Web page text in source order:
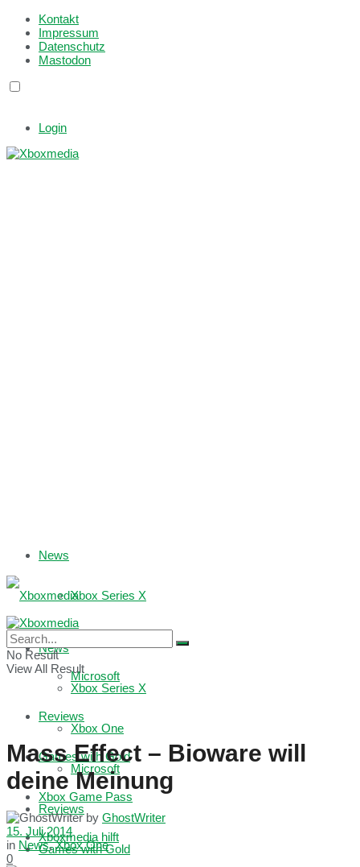
Kontakt
Impressum
Datenschutz
Mastodon
Login
News
Xbox Series X
Microsoft
Reviews
Games with Gold
Xbox Game Pass
Xboxmedia hilft
News
Xbox Series X
Xbox One
Microsoft
Reviews
Games with Gold
No Result
View All Result
Mass Effect – Bioware will
deine Meinung
by GhostWriter
15. Juli 2014
in News,Xbox One
0